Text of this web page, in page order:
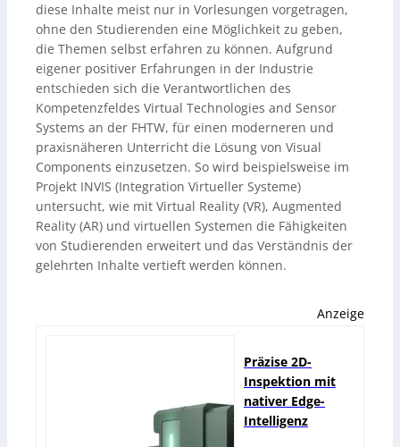
diese Inhalte meist nur in Vorlesungen vorgetragen,
ohne den Studierenden eine Möglichkeit zu geben,
die Themen selbst erfahren zu können. Aufgrund
eigener positiver Erfahrungen in der Industrie
entschieden sich die Verantwortlichen des
Kompetenzfeldes Virtual Technologies and Sensor
Systems an der FHTW, für einen moderneren und
praxisnäheren Unterricht die Lösung von Visual
Components einzusetzen. So wird beispielsweise im
Projekt INVIS (Integration Virtueller Systeme)
untersucht, wie mit Virtual Reality (VR), Augmented
Reality (AR) und virtuellen Systemen die Fähigkeiten
von Studierenden erweitert und das Verständnis der
gelehrten Inhalte vertieft werden können.
Anzeige
Präzise 2D-
Inspektion mit
nativer Edge-
Intelligenz